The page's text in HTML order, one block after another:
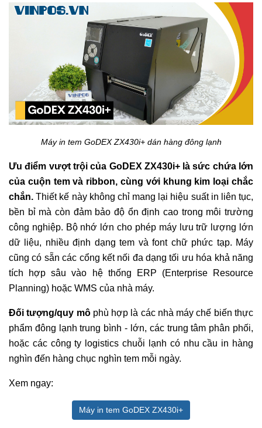
Máy in tem GoDEX ZX430i+ dán hàng đông lạnh
Ưu điểm vượt trội của GoDEX ZX430i+ là sức chứa lớn
của cuộn tem và ribbon, cùng với khung kim loại chắc
chắn.Thiết kế này không chỉ mang lại hiệu suất in liên tục,
bền bỉ mà còn đảm bảo độ ổn định cao trong môi trường
công nghiệp. Bộ nhớ lớn cho phép máy lưu trữ lượng lớn
dữ liệu, nhiều định dạng tem và font chữ phức tạp. Máy
cũng có sẵn các cổng kết nối đa dạng tối ưu hóa khả năng
tích hợp sâu vào hệ thống ERP (Enterprise Resource
Planning) hoặc WMS của nhà máy.
Đối tượng/quy mô phù hợp là các nhà máy chế biến thực
phẩm đông lạnh trung bình - lớn, các trung tâm phân phối,
hoặc các công ty logistics chuỗi lạnh có nhu cầu in hàng
nghìn đến hàng chục nghìn tem mỗi ngày.
Xem ngay:
Máy in tem GoDEX ZX430i+